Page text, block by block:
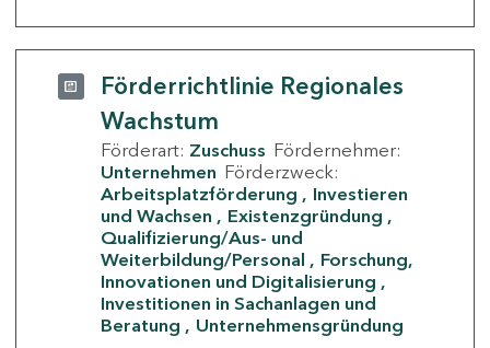
Förderrichtlinie Regionales
Wachstum
Förderart: Zuschuss Fördernehmer:
Unternehmen Förderzweck:
Arbeitsplatzförderung
Investieren
und Wachsen
Existenzgründung
Qualifizierung/Aus- und
Weiterbildung/Personal
Forschung,
Innovationen und Digitalisierung
Investitionen in Sachanlagen und
Beratung
Unternehmensgründung